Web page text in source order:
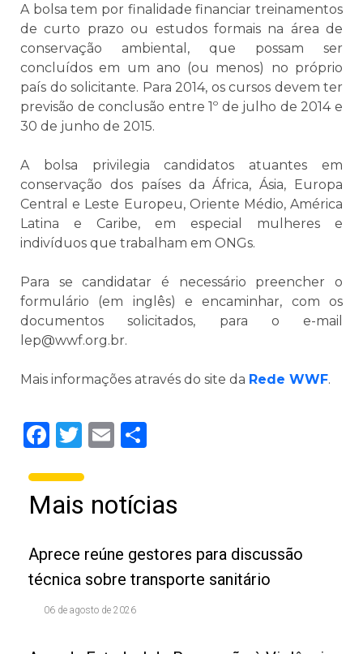
A bolsa tem por finalidade financiar treinamentos
de curto prazo ou estudos formais na área de
conservação ambiental, que possam ser
concluídos em um ano (ou menos) no próprio
país do solicitante. Para 2014, os cursos devem ter
previsão de conclusão entre 1º de julho de 2014 e
30 de junho de 2015.
A bolsa privilegia candidatos atuantes em
conservação dos países da África, Ásia, Europa
Central e Leste Europeu, Oriente Médio, América
Latina e Caribe, em especial mulheres e
indivíduos que trabalham em ONGs.
Para se candidatar é necessário preencher o
formulário (em inglês) e encaminhar, com os
documentos solicitados, para o e-mail
lep@wwf.org.br.
Mais informações através do site da Rede WWF.
Facebook
Twitter
Email
Mais notícias
Aprece reúne gestores para discussão
técnica sobre transporte sanitário
06 de agosto de 2026